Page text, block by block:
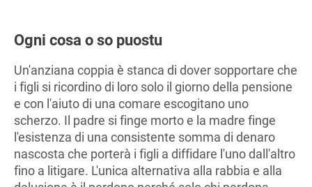
Ogni cosa o so puostu
Un'anziana coppia è stanca di dover sopportare che
i figli si ricordino di loro solo il giorno della pensione
e con l'aiuto di una comare escogitano uno
scherzo. Il padre si finge morto e la madre finge
l'esistenza di una consistente somma di denaro
nascosta che porterà i figli a diffidare l'uno dall'altro
fino a litigare. L'unica alternativa alla rabbia e alla